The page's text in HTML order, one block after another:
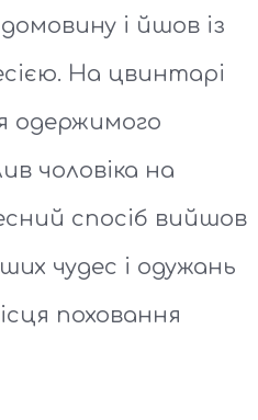
і йшов із
На цвинтарі
одержимого
чоловіка на
спосіб вийшов
чудес і одужань
поховання